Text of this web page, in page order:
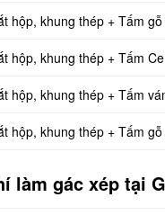
hộp, khung thép + Tấm
hộp, khung thép + Tấm
hộp, khung thép + Tấm
hộp, khung thép + Tấm
làm gác xép tại